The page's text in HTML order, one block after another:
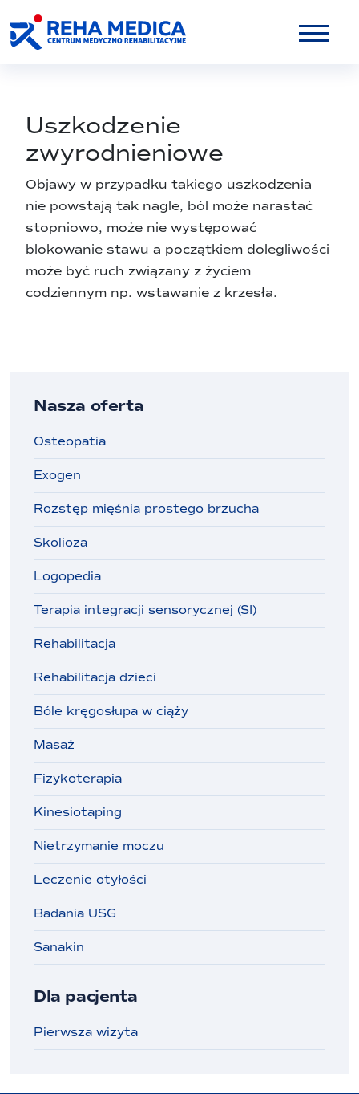
Nasza oferta
Osteopatia
Exogen
Rozstęp mięśnia prostego brzucha
Skolioza
Logopedia
Terapia integracji sensorycznej (SI)
Rehabilitacja
Rehabilitacja dzieci
Bóle kręgosłupa w ciąży
Masaż
Fizykoterapia
Kinesiotaping
Nietrzymanie moczu
Leczenie otyłości
Badania USG
Sanakin
Dla pacjenta
Pierwsza wizyta
Uszkodzenie
zwyrodnieniowe
Objawy w przypadku takiego uszkodzenia
nie powstają tak nagle, ból może narastać
stopniowo, może nie występować
blokowanie stawu a początkiem dolegliwości
może być ruch związany z życiem
codziennym np. wstawanie z krzesła.